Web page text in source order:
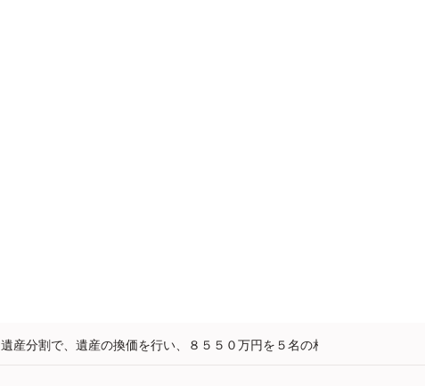
遺産分割で、遺産の換価を行い、８５５０万円を５名の相続人...